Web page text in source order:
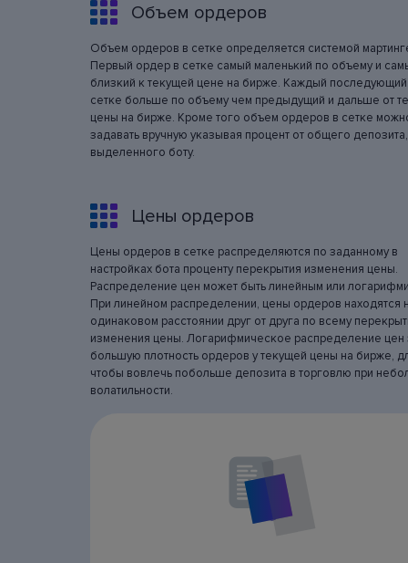
Объем ордеров
Объем ордеров в сетке определяется системой
Первый ордер в сетке самый маленький по объему и
близкий к текущей цене на бирже. Каждый
сетке больше по объему чем предыдущий и дальше от
цены на бирже. Кроме того объем ордеров в сетке
задавать вручную указывая процент от общего депозита,
выделенного боту.
Цены ордеров
Цены ордеров в сетке распределяются по заданному в
настройках бота проценту перекрытия изменения цены.
Распределение цен может быть линейным или
При линейном распределении, цены ордеров находятся
одинаковом расстоянии друг от друга по всему
изменения цены. Логарифмическое распределение цен
большую плотность ордеров у текущей цены на бирже,
чтобы вовлечь побольше депозита в торговлю при
волатильности.